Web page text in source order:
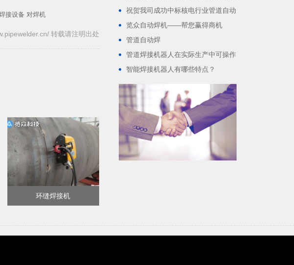
接设备 对焊机
转载请注明出处
环缝焊接机
祝贺我司成功中标核电行业管道自动
览众自动焊机——帮您赢得商机
管道自动焊
管道焊接机器人在实际生产中可操作
性怎么样？
智能焊接机器人有哪些特点？